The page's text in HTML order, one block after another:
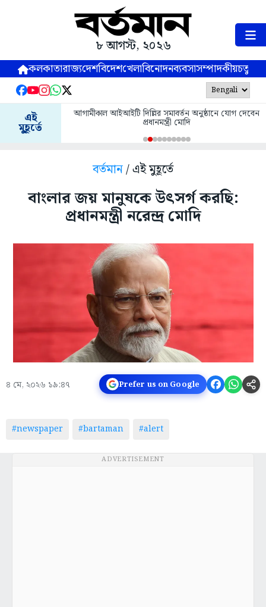
৮ আগস্ট, ২০২৬
কলকাতারাজ্যদেশবিদেশখেলাবিনোদনব্যবসাসম্পাদকীয়
এই
মুহূর্তে
আগামীকাল আইআইটি দিল্লির সমাবর্তন অনুষ্ঠানে যোগ দেবেন
প্রধানমন্ত্রী মোদি
বর্তমান/ এই মুহূর্তে
বাংলার জয় মানুষকে উৎসর্গ করছি:
প্রধানমন্ত্রী নরেন্দ্র মোদি
৪ মে, ২০২৬ ১৯:৪৭ Prefer us on Google
#newspaper #bartaman #alert
ADVERTISEMENT